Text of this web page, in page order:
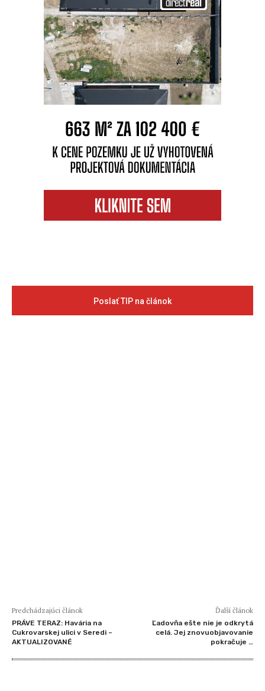
Poslať TIP na článok
Predchádzajúci článok
PRÁVE TERAZ: Havária na
Cukrovarskej ulici v Seredi –
AKTUALIZOVANÉ
Ďalší článok
Ľadovňa ešte nie je odkrytá
celá. Jej znovuobjavovanie
pokračuje …